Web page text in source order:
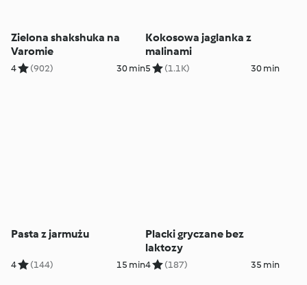
Zielona shakshuka na
Varomie
4 (902) 30 min
Kokosowa jaglanka z
malinami
5 (1.1K) 30 min
Pasta z jarmużu
4 (144) 15 min
Placki gryczane bez
laktozy
4 (187) 35 min